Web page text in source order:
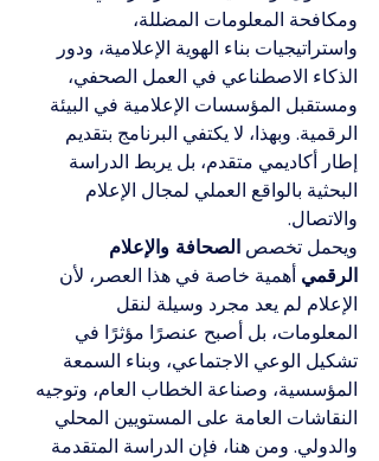
ومكافحة المعلومات المضللة،
واستراتيجيات بناء الهوية الإعلامية، ودور
الذكاء الاصطناعي في العمل الصحفي،
ومستقبل المؤسسات الإعلامية في البيئة
الرقمية. وبهذا، لا يكتفي البرنامج بتقديم
إطار أكاديمي متقدم، بل يربط الدراسة
البحثية بالواقع العملي لمجال الإعلام
والاتصال.
ويحمل تخصص الصحافة والإعلام
الرقمي أهمية خاصة في هذا العصر، لأن
الإعلام لم يعد مجرد وسيلة لنقل
المعلومات، بل أصبح عنصرًا مؤثرًا في
تشكيل الوعي الاجتماعي، وبناء السمعة
المؤسسية، وصناعة الخطاب العام، وتوجيه
النقاشات العامة على المستويين المحلي
والدولي. ومن هنا، فإن الدراسة المتقدمة